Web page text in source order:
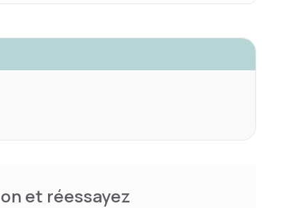
et réessayez